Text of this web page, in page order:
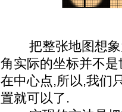
把整张地图想象
角实际的坐标并不
在中心点,所以,我们
置就可以了.